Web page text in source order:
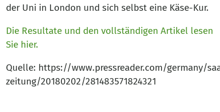
der Uni in London und sich selbst eine Käse-Kur.
Die Resultate und den vollständigen Artikel lesen
Sie hier.
Quelle: https://www.pressreader.com/germany/
zeitung/20180202/281483571824321